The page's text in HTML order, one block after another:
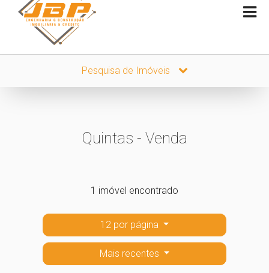
Pesquisa de Imóveis
Quintas - Venda
1 imóvel encontrado
12 por página
Mais recentes